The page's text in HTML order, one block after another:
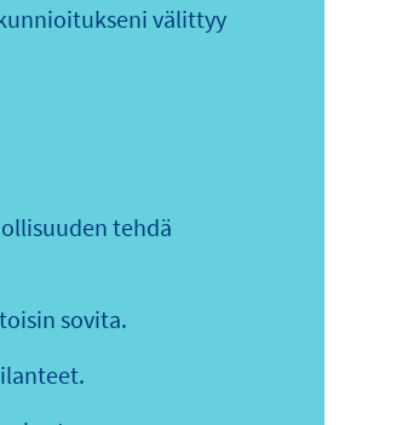
välittyy
tehdä
sovita.